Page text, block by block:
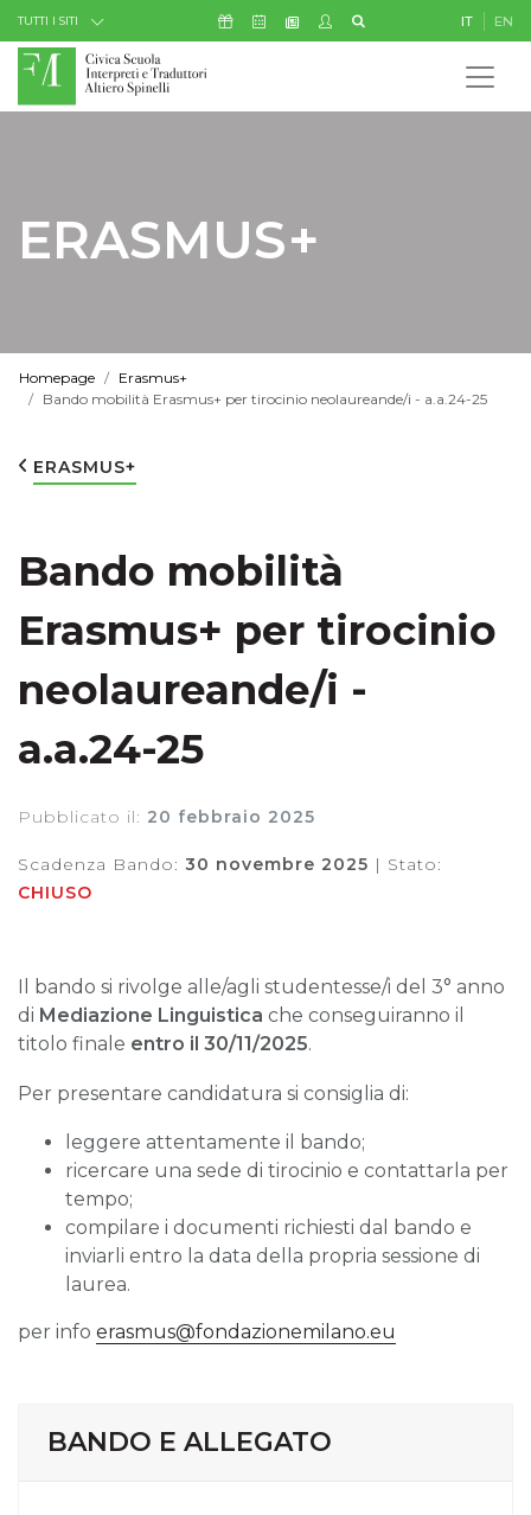
Skip to Content
TUTTI I SITI Icona Sostienici
Icona Calendario Eventi
Icona Newsletter
Icona My Civica IT EN
ERASMUS+
Homepage
Erasmus+
Bando mobilità Erasmus+ per tirocinio neolaureande/i - a.a.24-25
ERASMUS+
Bando mobilità
Erasmus+ per tirocinio
neolaureande/i -
a.a.24-25
Pubblicato il: 20 febbraio 2025
Scadenza Bando: 30 novembre 2025 | Stato:
CHIUSO
Il bando si rivolge alle/agli studentesse/i del 3° anno
di Mediazione Linguistica che conseguiranno il
titolo finale entro il 30/11/2025.
Per presentare candidatura si consiglia di:
leggere attentamente il bando;
ricercare una sede di tirocinio e contattarla per
tempo;
compilare i documenti richiesti dal bando e
inviarli entro la data della propria sessione di
laurea.
per info erasmus@fondazionemilano.eu
BANDO E ALLEGATO